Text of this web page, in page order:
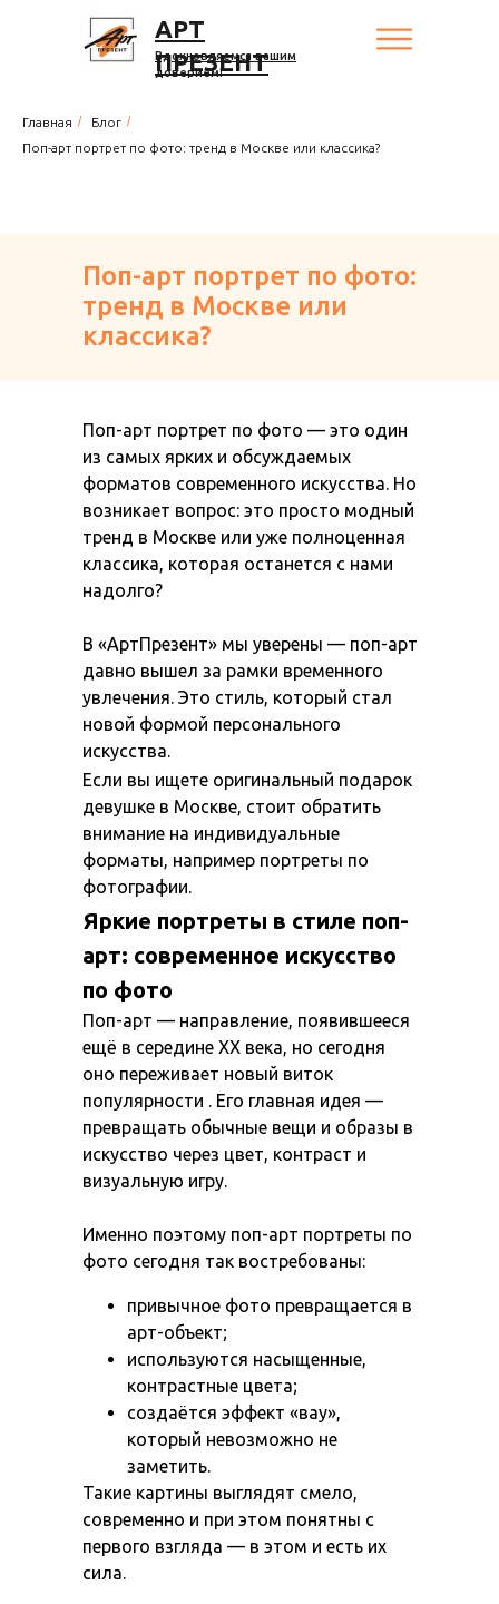
АРТ
ПРЕЗЕНТ
Вдохновляемся вашим
доверием!
Главная / Блог /
Поп-арт портрет по фото: тренд в Москве или классика?
Поп-арт портрет по фото:
тренд в Москве или
классика?
Поп-арт портрет по фото — это один
из самых ярких и обсуждаемых
форматов современного искусства. Но
возникает вопрос: это просто модный
тренд в Москве или уже полноценная
классика, которая останется с нами
надолго?
В «АртПрезент» мы уверены — поп-арт
давно вышел за рамки временного
увлечения. Это стиль, который стал
новой формой персонального
искусства.
Если вы ищете оригинальный подарок
девушке в Москве, стоит обратить
внимание на индивидуальные
форматы, например портреты по
фотографии.
Яркие портреты в стиле поп-
арт: современное искусство
по фото
Поп-арт — направление, появившееся
ещё в середине XX века, но сегодня
оно переживает новый виток
популярности . Его главная идея —
превращать обычные вещи и образы в
искусство через цвет, контраст и
визуальную игру.
Именно поэтому поп-арт портреты по
фото сегодня так востребованы:
привычное фото превращается в
арт-объект;
используются насыщенные,
контрастные цвета;
создаётся эффект «вау»,
который невозможно не
заметить.
Такие картины выглядят смело,
современно и при этом понятны с
первого взгляда — в этом и есть их
сила.